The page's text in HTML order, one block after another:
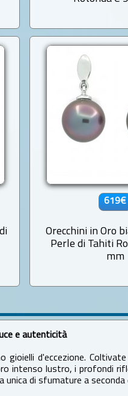
619€
Orecchini in Oro
Perle di Tahiti
mm
e autenticità
gioielli d'eccezione.
intenso lustro, i profondi
unica di sfumature a